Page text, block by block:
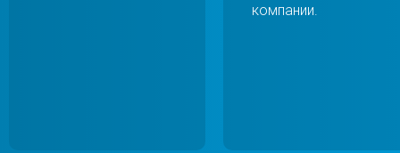
компании.